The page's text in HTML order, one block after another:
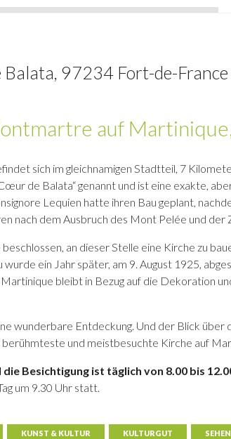
Balata, 97234 Fort-de-France
auf
sich im gleichnamigen Stadtteil, 7
de Balata“ genannt und ist eine exakte,
Lequien hatte ihren Bau geplant,
nach dem Ausbruch des Mont Pelée und
an dieser Stelle eine Kirche zu
ein Jahr später, am 9. August 1925,
bleibt in Bezug auf die Dekoration
wunderbare Entdeckung. Und der Blick
berühmteste und meistbesuchte Kirche auf
Besichtigung ist täglich von 8.00 bis
um 9.30 Uhr statt.
KUNST & KULTUR KULTURGUT